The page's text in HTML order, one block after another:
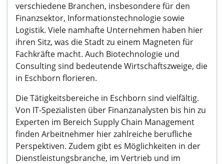
verschiedene Branchen, insbesondere für den
Finanzsektor, Informationstechnologie sowie
Logistik. Viele namhafte Unternehmen haben hier
ihren Sitz, was die Stadt zu einem Magneten für
Fachkräfte macht. Auch Biotechnologie und
Consulting sind bedeutende Wirtschaftszweige, die
in Eschborn florieren.
Die Tätigkeitsbereiche in Eschborn sind vielfältig.
Von IT-Spezialisten über Finanzanalysten bis hin zu
Experten im Bereich Supply Chain Management
finden Arbeitnehmer hier zahlreiche berufliche
Perspektiven. Zudem gibt es Möglichkeiten in der
Dienstleistungsbranche, im Vertrieb und im